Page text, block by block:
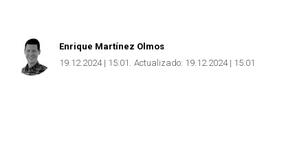
Enrique Martínez Olmos
19.12.2024 | 15:01 Actualizado: 19.12.2024 | 15:01